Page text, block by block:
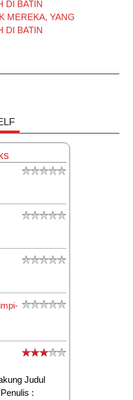
DI BATIN
MEREKA, YANG
DI BATIN
Judul
: